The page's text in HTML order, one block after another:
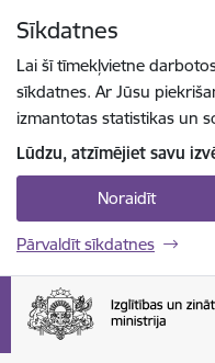
Sīkdatnes
Lai šī tīmekļvietne
sīkdatnes. Ar Jūsu
izmantotas statistikas un
Lūdzu, atzīmējiet savu
Noraidīt
Pārvaldīt sīkdatnes